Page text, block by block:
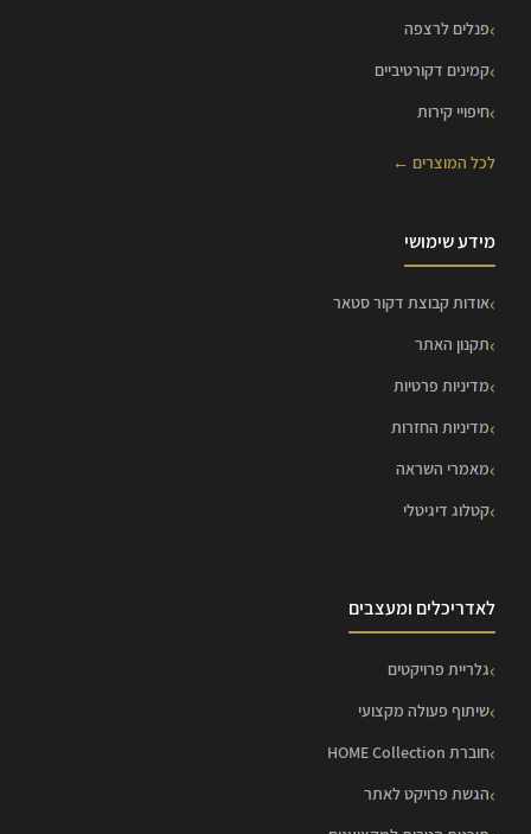
פנלים לרצפה
קמינים דקורטיביים
חיפויי קירות
לכל המוצרים ←
מידע שימושי
אודות קבוצת דקור סטאר
תקנון האתר
מדיניות פרטיות
מדיניות החזרות
מאמרי השראה
קטלוג דיגיטלי
לאדריכלים ומעצבים
גלריית פרויקטים
שיתוף פעולה מקצועי
חוברת HOME Collection
הגשת פרויקט לאתר